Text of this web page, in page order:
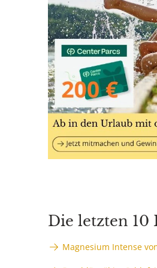
Die letzten 10
Magnesium Intense